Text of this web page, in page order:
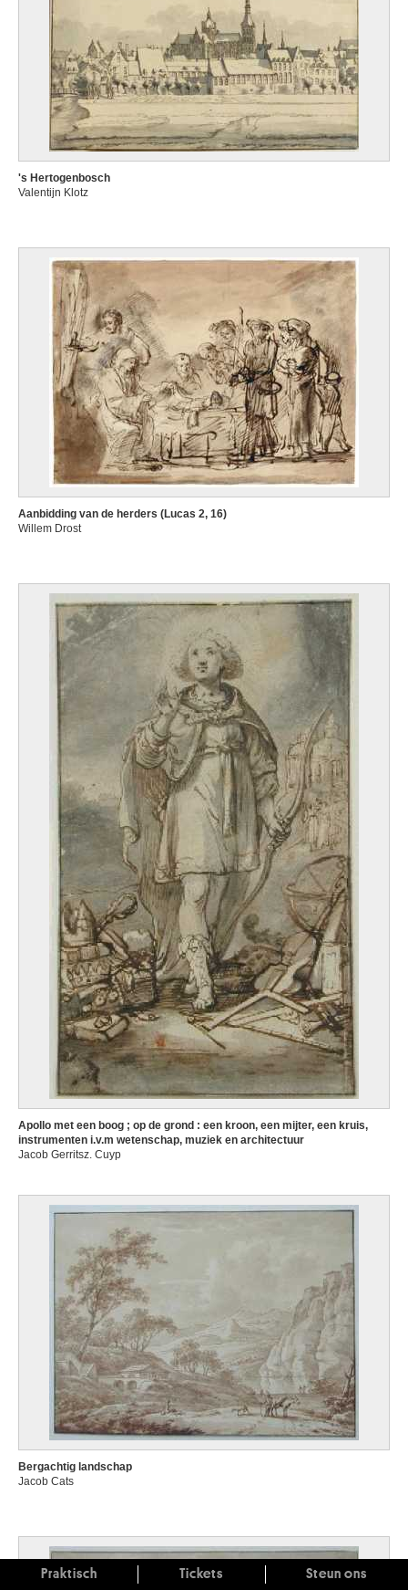
's Hertogenbosch
Valentijn Klotz
Aanbidding van de herders (Lucas 2, 16)
Willem Drost
Apollo met een boog ; op de grond : een kroon, een mijter, een kruis,
instrumenten i.v.m wetenschap, muziek en architectuur
Jacob Gerritsz. Cuyp
Bergachtig landschap
Jacob Cats
Praktisch Tickets Steun ons